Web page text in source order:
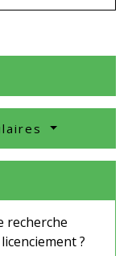
recherche
?